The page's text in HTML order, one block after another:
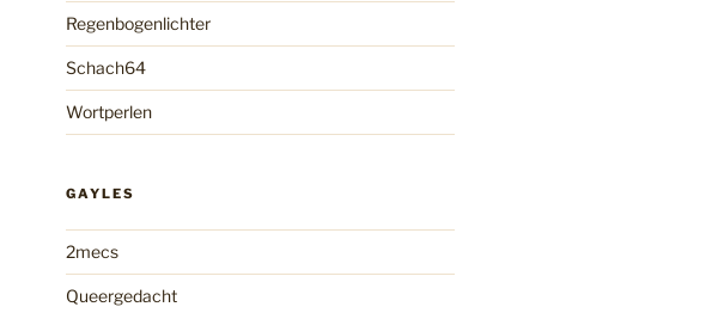
Regenbogenlichter
Schach64
Wortperlen
GAYLES
2mecs
Queergedacht